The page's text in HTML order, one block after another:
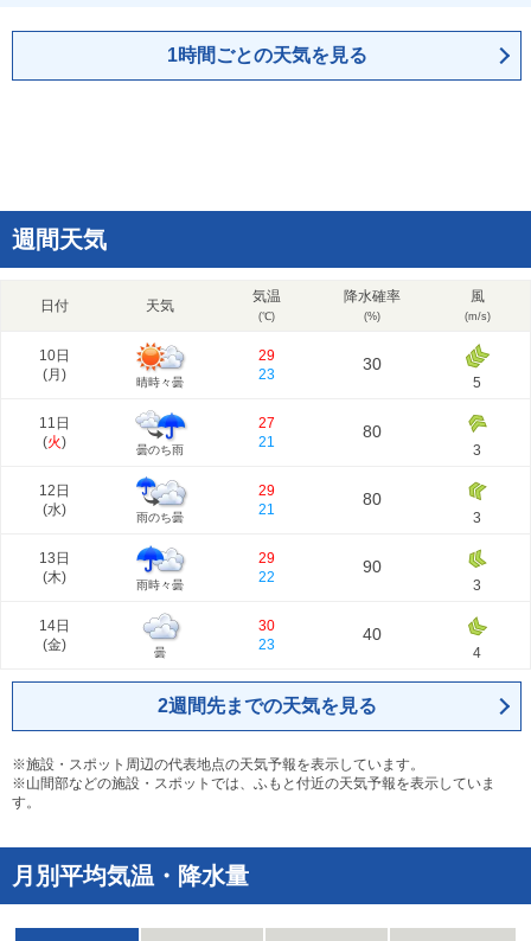
1時間ごとの天気を見る
週間天気
日付 天気
気温
(℃)
降水確率
(%)
風
(m/s)
10日
(月 ) 晴時々曇
29
23
30
5
11日
(火) 曇のち雨
27
21
80
3
12日
(水) 雨のち曇
29
21
80
3
13日
(木) 雨時々曇
29
22
90
3
14日
(金) 曇
30
23
40
4
2週間先までの天気を見る
※施設・スポット周辺の代表地点の天気予報を表示しています。
※山間部などの施設・スポットでは、ふもと付近の天気予報を表示していま
す。
月別平均気温・降水量